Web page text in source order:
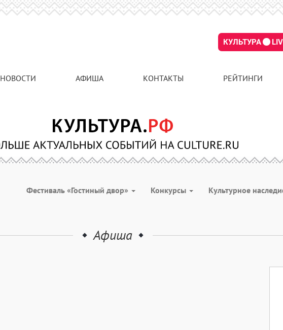
КУЛЬТУРА
НОВОСТИ АФИША КОНТАКТЫ РЕЙТИНГИ
Фестиваль «Гостиный двор» Конкурсы Культурное
Афиша